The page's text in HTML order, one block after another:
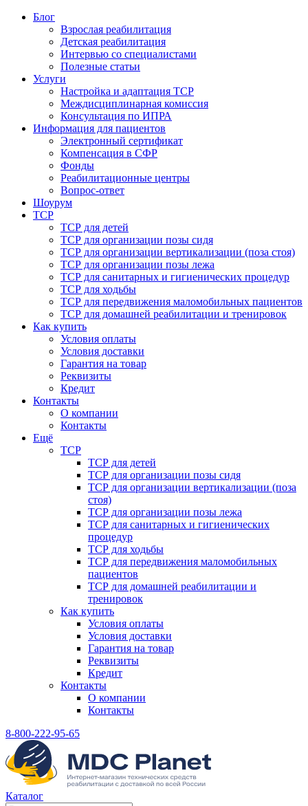
Блог
Взрослая реабилитация
Детская реабилитация
Интервью со специалистами
Полезные статьи
Услуги
Настройка и адаптация ТСР
Междисциплинарная комиссия
Консультация по ИПРА
Информация для пациентов
Электронный сертификат
Компенсация в СФР
Фонды
Реабилитационные центры
Вопрос-ответ
Шоурум
ТСР
ТСР для детей
ТСР для организации позы сидя
ТСР для организации вертикализации (поза стоя)
ТСР для организации позы лежа
ТСР для санитарных и гигиенических процедур
ТСР для ходьбы
ТСР для передвижения маломобильных пациентов
ТСР для домашней реабилитации и тренировок
Как купить
Условия оплаты
Условия доставки
Гарантия на товар
Реквизиты
Кредит
Контакты
О компании
Контакты
Ещё
ТСР
ТСР для детей
ТСР для организации позы сидя
ТСР для организации вертикализации (поза
стоя)
ТСР для организации позы лежа
ТСР для санитарных и гигиенических
процедур
ТСР для ходьбы
ТСР для передвижения маломобильных
пациентов
ТСР для домашней реабилитации и
тренировок
Как купить
Условия оплаты
Условия доставки
Гарантия на товар
Реквизиты
Кредит
Контакты
О компании
Контакты
8-800-222-95-65
Каталог